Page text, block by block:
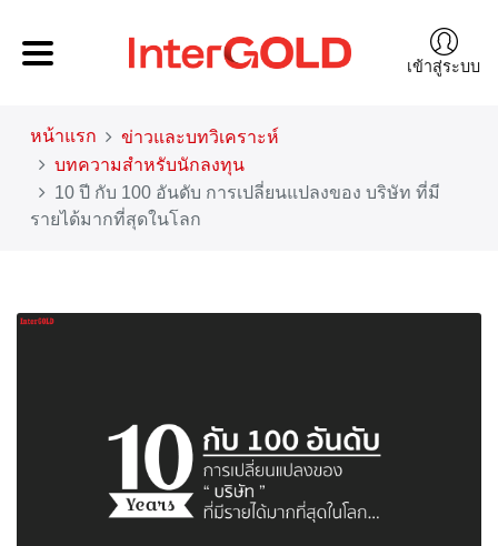
เข้าสู่ระบบ
หน้าแรก
ข่าวและบทวิเคราะห์
บทความสำหรับนักลงทุน
10 ปี กับ 100 อันดับ การเปลี่ยนแปลงของ บริษัท ที่มี
รายได้มากที่สุดในโลก